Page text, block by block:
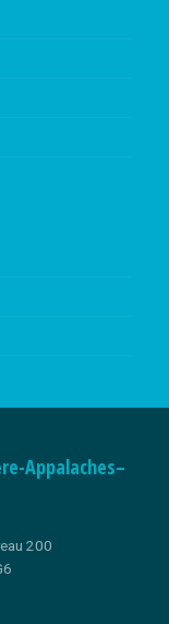
Appalaches–
200